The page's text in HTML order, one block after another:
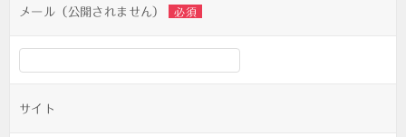
ンメール（公開されません） 必須
サイト